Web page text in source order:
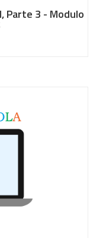
Parte 3 - Modulo